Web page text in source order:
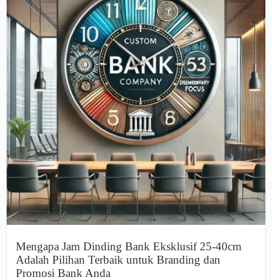
Mengapa Jam Dinding Bank Eksklusif 25-40cm
Adalah Pilihan Terbaik untuk Branding dan
Promosi Bank Anda